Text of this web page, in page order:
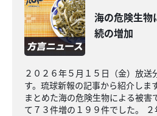
海の危険生
続の増加
２０２６年５月１５日（金）放送
す。琉球新報の記事から紹介しま
まとめた海の危険生物による被害
て７３件増の１９９件でした。 ２